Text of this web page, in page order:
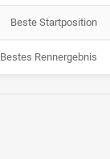
Beste Startposition
Bestes Rennergebnis